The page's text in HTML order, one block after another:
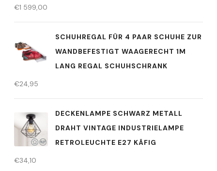
€1 599,00
SCHUHREGAL FÜR 4 PAAR SCHUHE ZUR
WANDBEFESTIGT WAAGERECHT 1M
LANG REGAL SCHUHSCHRANK
€24,95
DECKENLAMPE SCHWARZ METALL
DRAHT VINTAGE INDUSTRIELAMPE
RETROLEUCHTE E27 KÄFIG
€34,10